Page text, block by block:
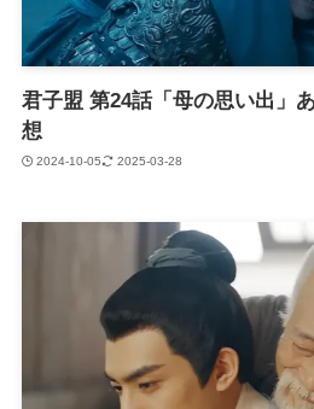
君子盟 第24話「母の思い出」
想
2024-10-05 2025-03-28